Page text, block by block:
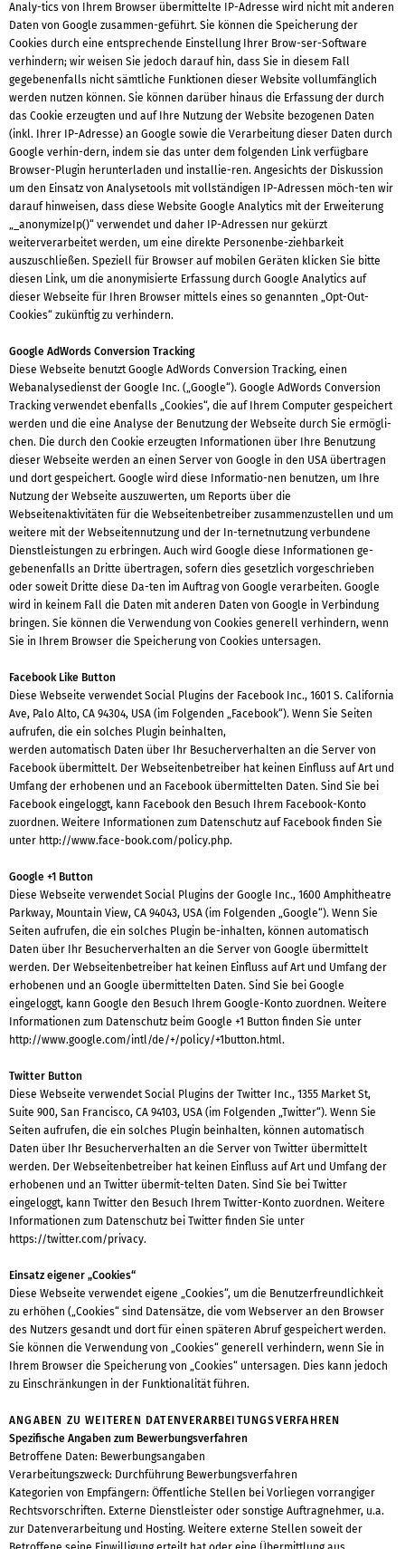
Analy-tics von Ihrem Browser übermittelte IP-Adresse wird nicht mit anderen
Daten von Google zusammen-geführt. Sie können die Speicherung der
Cookies durch eine entsprechende Einstellung Ihrer Brow-ser-Software
verhindern; wir weisen Sie jedoch darauf hin, dass Sie in diesem Fall
gegebenenfalls nicht sämtliche Funktionen dieser Website vollumfänglich
werden nutzen können. Sie können darüber hinaus die Erfassung der durch
das Cookie erzeugten und auf Ihre Nutzung der Website bezogenen Daten
(inkl. Ihrer IP-Adresse) an Google sowie die Verarbeitung dieser Daten durch
Google verhin-dern, indem sie das unter dem folgenden Link verfügbare
Browser-Plugin herunterladen und installie-ren. Angesichts der Diskussion
um den Einsatz von Analysetools mit vollständigen IP-Adressen möch-ten wir
darauf hinweisen, dass diese Website Google Analytics mit der Erweiterung
„_anonymizeIp()“ verwendet und daher IP-Adressen nur gekürzt
weiterverarbeitet werden, um eine direkte Personenbe-ziehbarkeit
auszuschließen. Speziell für Browser auf mobilen Geräten klicken Sie bitte
diesen Link, um die anonymisierte Erfassung durch Google Analytics auf
dieser Webseite für Ihren Browser mittels eines so genannten „Opt-Out-
Cookies“ zukünftig zu verhindern.
Google AdWords Conversion Tracking
Diese Webseite benutzt Google AdWords Conversion Tracking, einen
Webanalysedienst der Google Inc. („Google“). Google AdWords Conversion
Tracking verwendet ebenfalls „Cookies“, die auf Ihrem Computer gespeichert
werden und die eine Analyse der Benutzung der Webseite durch Sie ermögli-
chen. Die durch den Cookie erzeugten Informationen über Ihre Benutzung
dieser Webseite werden an einen Server von Google in den USA übertragen
und dort gespeichert. Google wird diese Informatio-nen benutzen, um Ihre
Nutzung der Webseite auszuwerten, um Reports über die
Webseitenaktivitäten für die Webseitenbetreiber zusammenzustellen und um
weitere mit der Webseitennutzung und der In-ternetnutzung verbundene
Dienstleistungen zu erbringen. Auch wird Google diese Informationen ge-
gebenenfalls an Dritte übertragen, sofern dies gesetzlich vorgeschrieben
oder soweit Dritte diese Da-ten im Auftrag von Google verarbeiten. Google
wird in keinem Fall die Daten mit anderen Daten von Google in Verbindung
bringen. Sie können die Verwendung von Cookies generell verhindern, wenn
Sie in Ihrem Browser die Speicherung von Cookies untersagen.
Facebook Like Button
Diese Webseite verwendet Social Plugins der Facebook Inc., 1601 S. California
Ave, Palo Alto, CA 94304, USA (im Folgenden „Facebook“). Wenn Sie Seiten
aufrufen, die ein solches Plugin beinhalten,
werden automatisch Daten über Ihr Besucherverhalten an die Server von
Facebook übermittelt. Der Webseitenbetreiber hat keinen Einfluss auf Art und
Umfang der erhobenen und an Facebook übermittelten Daten. Sind Sie bei
Facebook eingeloggt, kann Facebook den Besuch Ihrem Facebook-Konto
zuordnen. Weitere Informationen zum Datenschutz auf Facebook finden Sie
unter http://www.face-book.com/policy.php.
Google +1 Button
Diese Webseite verwendet Social Plugins der Google Inc., 1600 Amphitheatre
Parkway, Mountain View, CA 94043, USA (im Folgenden „Google“). Wenn Sie
Seiten aufrufen, die ein solches Plugin be-inhalten, können automatisch
Daten über Ihr Besucherverhalten an die Server von Google übermittelt
werden. Der Webseitenbetreiber hat keinen Einfluss auf Art und Umfang der
erhobenen und an Google übermittelten Daten. Sind Sie bei Google
eingeloggt, kann Google den Besuch Ihrem Google-Konto zuordnen. Weitere
Informationen zum Datenschutz beim Google +1 Button finden Sie unter
http://www.google.com/intl/de/+/policy/+1button.html.
Twitter Button
Diese Webseite verwendet Social Plugins der Twitter Inc., 1355 Market St,
Suite 900, San Francisco, CA 94103, USA (im Folgenden „Twitter“). Wenn Sie
Seiten aufrufen, die ein solches Plugin beinhalten, können automatisch
Daten über Ihr Besucherverhalten an die Server von Twitter übermittelt
werden. Der Webseitenbetreiber hat keinen Einfluss auf Art und Umfang der
erhobenen und an Twitter übermit-telten Daten. Sind Sie bei Twitter
eingeloggt, kann Twitter den Besuch Ihrem Twitter-Konto zuordnen. Weitere
Informationen zum Datenschutz bei Twitter finden Sie unter
https://twitter.com/privacy.
Einsatz eigener „Cookies“
Diese Webseite verwendet eigene „Cookies“, um die Benutzerfreundlichkeit
zu erhöhen („Cookies“ sind Datensätze, die vom Webserver an den Browser
des Nutzers gesandt und dort für einen späteren Abruf gespeichert werden.
Sie können die Verwendung von „Cookies“ generell verhindern, wenn Sie in
Ihrem Browser die Speicherung von „Cookies“ untersagen. Dies kann jedoch
zu Einschränkungen in der Funktionalität führen.
ANGABEN ZU WEITEREN DATENVERARBEITUNGSVERFAHREN
Spezifische Angaben zum Bewerbungsverfahren
Betroffene Daten: Bewerbungsangaben
Verarbeitungszweck: Durchführung Bewerbungsverfahren
Kategorien von Empfängern: Öffentliche Stellen bei Vorliegen vorrangiger
Rechtsvorschriften. Externe Dienstleister oder sonstige Auftragnehmer, u.a.
zur Datenverarbeitung und Hosting. Weitere externe Stellen soweit der